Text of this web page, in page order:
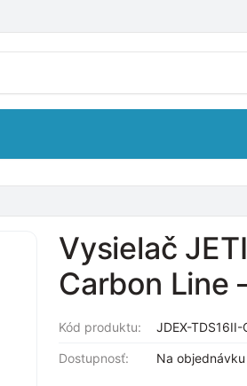
Vysielač
Carbon Line
Kód produktu: JDEX-TDS16II-
Dostupnosť: Na objednávku